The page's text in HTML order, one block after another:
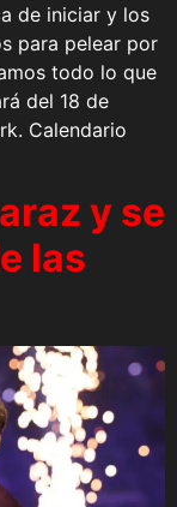
de iniciar y los
para pelear por
todo lo que
del 18 de
Calendario
y se
las